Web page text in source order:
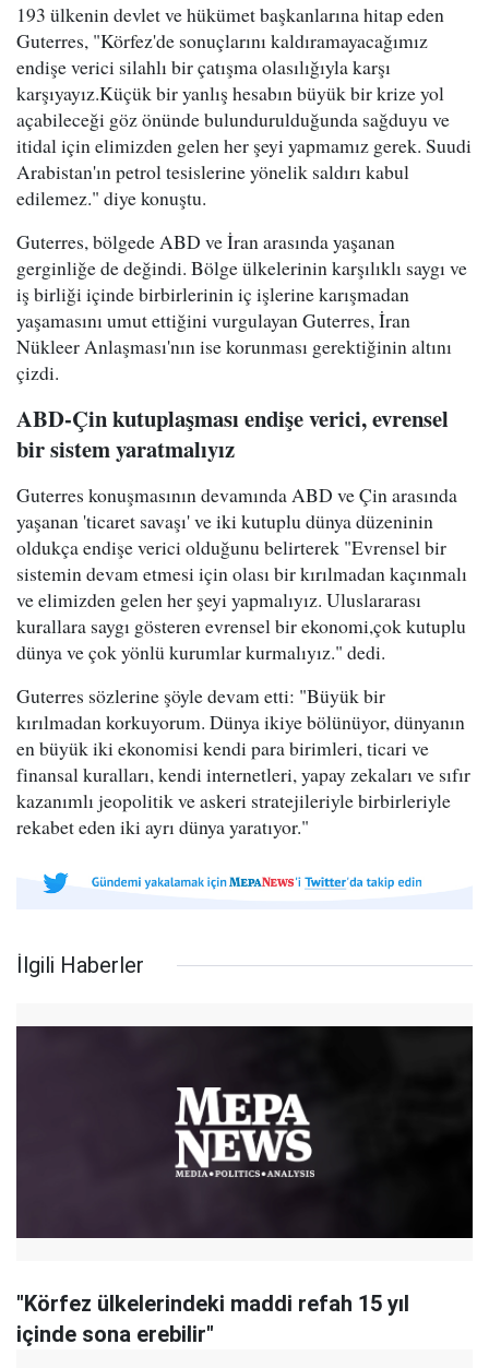
193 ülkenin devlet ve hükümet başkanlarına hitap eden
Guterres, "Körfez'de sonuçlarını kaldıramayacağımız
endişe verici silahlı bir çatışma olasılığıyla karşı
karşıyayız.Küçük bir yanlış hesabın büyük bir krize yol
açabileceği göz önünde bulundurulduğunda sağduyu ve
itidal için elimizden gelen her şeyi yapmamız gerek. Suudi
Arabistan'ın petrol tesislerine yönelik saldırı kabul
edilemez." diye konuştu.
Guterres, bölgede ABD ve İran arasında yaşanan
gerginliğe de değindi. Bölge ülkelerinin karşılıklı saygı ve
iş birliği içinde birbirlerinin iç işlerine karışmadan
yaşamasını umut ettiğini vurgulayan Guterres, İran
Nükleer Anlaşması'nın ise korunması gerektiğinin altını
çizdi.
ABD-Çin kutuplaşması endişe verici, evrensel
bir sistem yaratmalıyız
Guterres konuşmasının devamında ABD ve Çin arasında
yaşanan 'ticaret savaşı' ve iki kutuplu dünya düzeninin
oldukça endişe verici olduğunu belirterek "Evrensel bir
sistemin devam etmesi için olası bir kırılmadan kaçınmalı
ve elimizden gelen her şeyi yapmalıyız. Uluslararası
kurallara saygı gösteren evrensel bir ekonomi,çok kutuplu
dünya ve çok yönlü kurumlar kurmalıyız." dedi.
Guterres sözlerine şöyle devam etti: "Büyük bir
kırılmadan korkuyorum. Dünya ikiye bölünüyor, dünyanın
en büyük iki ekonomisi kendi para birimleri, ticari ve
finansal kuralları, kendi internetleri, yapay zekaları ve sıfır
kazanımlı jeopolitik ve askeri stratejileriyle birbirleriyle
rekabet eden iki ayrı dünya yaratıyor."
İlgili Haberler
"Körfez ülkelerindeki maddi refah 15 yıl
içinde sona erebilir"